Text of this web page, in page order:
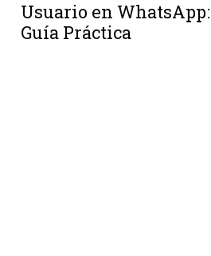
Usuario en
Guía Práctica